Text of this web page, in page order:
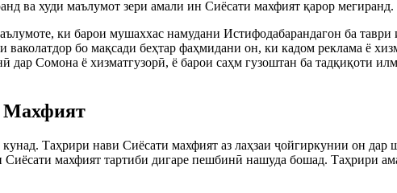
ва худи маълумот зери амали ин Сиёсати махфият қарор мегиранд.
ки барои мушаххас намудани Истифодабарандагон ба
бо мақсади беҳтар фаҳмидани он, ки кадом реклама ё
дар Сомона ё хизматгузорӣ, ё барои саҳм гузоштан ба тадқиқоти
Махфият
Таҳрири нави Сиёсати махфият аз лаҳзаи ҷойгиркунии он дар
махфият тартиби дигаре пешбинӣ нашуда бошад. Таҳрири